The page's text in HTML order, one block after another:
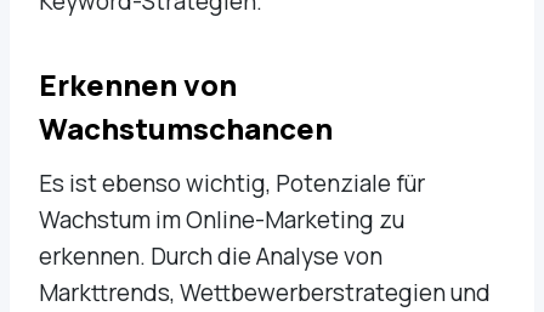
Erkennen von
Wachstumschancen
Es ist ebenso wichtig, Potenziale für
Wachstum im Online-Marketing zu
erkennen. Durch die Analyse von
Markttrends, Wettbewerberstrategien und